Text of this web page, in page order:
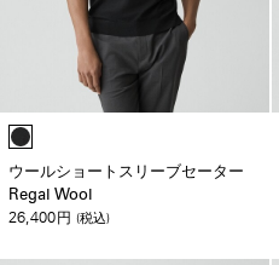
ウールショートスリーブセーター
Regal Wool
26,400円 (税込)